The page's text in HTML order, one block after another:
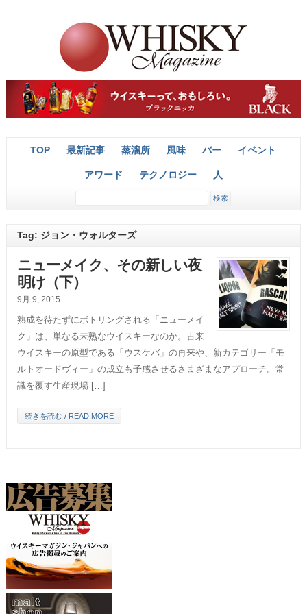
TOP 最新記事 蒸溜所 風味 バー イベント
アワード テクノロジー 人
Tag: ジョン・ウォルターズ
ニューメイク、その新しい夜
明け（下）
9月 9, 2015
熟成を待たずにボトリングされる「ニューメイ
ク」は、単なる未熟なウイスキーなのか。古来
ウイスキーの原型である「ウスケバ」の再来や、新カテゴリー「モ
ルトオードヴィー」の成立も予感させるさまざまなアプローチ。常
識を覆す生産現場 […]
続きを読む / READ MORE